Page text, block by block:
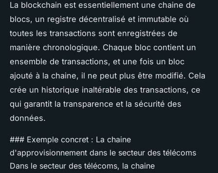
La blockchain est essentiellement une chaine de
blocs, un registre décentralisé et immutable où
toutes les transactions sont enregistrées de
manière chronologique. Chaque bloc contient un
ensemble de transactions, et une fois un bloc
ajouté à la chaine, il ne peut plus être modifié. Cela
crée un historique inaltérable des transactions, ce
qui garantit la transparence et la sécurité des
données.
### Exemple concret : La chaine
d'approvisionnement dans le secteur des télécoms
Dans le secteur des télécoms, la chaine